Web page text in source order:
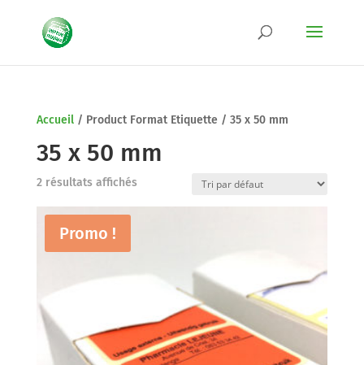
Accueil/ Product Format Etiquette / 35 x 50 mm
35 x 50 mm
2 résultats affichés
Promo !